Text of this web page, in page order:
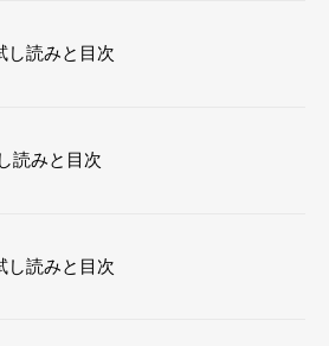
読みと目次
読みと目次
読みと目次